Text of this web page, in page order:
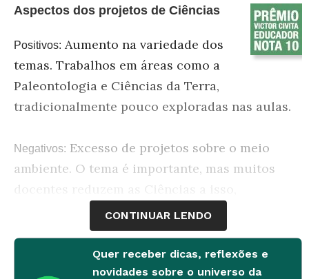
Aspectos dos projetos de Ciências
Positivos: Aumento na variedade dos
temas. Trabalhos em áreas como a
Paleontologia e Ciências da Terra,
tradicionalmente pouco exploradas nas aulas.
Negativos: Excesso de projetos sobre o meio
ambiente. O tema é importante, mas muitos
docentes reduzem as Ciências a isso,
esquecendo-se dos conteúdos clássicos de
Biologia, Química e Física.
CONTINUAR LENDO
Quer receber dicas, reflexões e
novidades sobre o universo da